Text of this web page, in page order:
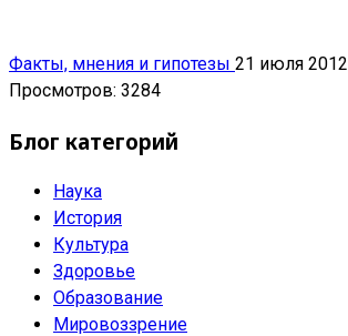
Факты, мнения и гипотезы 21 июля 2012
Просмотров: 3284
Блог категорий
Наука
История
Культура
Здоровье
Образование
Мировоззрение